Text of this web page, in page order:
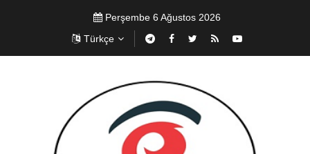
Perşembe 6 Ağustos 2026
Türkçe